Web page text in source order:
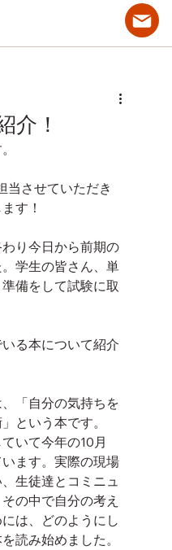
介！
当させていただき
す！
り今日から前期の
学生の皆さん、単
備をして試験に取
る本について紹介
「自分の気持ちを
という本です。
いて今年の10月
ます。実際の現場
生徒達とコミニュ
の中で自分の考え
は、どのようにし
読み始めました。